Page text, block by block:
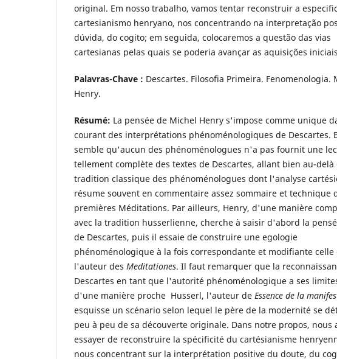
original. Em nosso trabalho, vamos tentar reconstruir a
cartesianismo henryano, nos concentrando na interpretação
dúvida, do cogito; em seguida, colocaremos a questão das vias
cartesianas pelas quais se poderia avançar as aquisições
Palavras-Chave : Descartes. Filosofia Primeira. Fenomenologia.
Henry.
Résumé: La pensée de Michel Henry s'impose comme unique
courant des interprétations phénoménologiques de Descartes.
semble qu'aucun des phénoménologues n'a pas fournit une
tellement complète des textes de Descartes, allant bien au-delà
tradition classique des phénoménologues dont l'analyse
résume souvent en commentaire assez sommaire et technique
premières Méditations. Par ailleurs, Henry, d'une manière
avec la tradition husserlienne, cherche à saisir d'abord la
de Descartes, puis il essaie de construire une egologie
phénoménologique à la fois correspondante et modifiante celle
l'auteur des Meditationes. Il faut remarquer que la
Descartes en tant que l'autorité phénoménologique a ses
d'une manière proche Husserl, l'auteur de Essence de la
esquisse un scénario selon lequel le père de la modernité se
peu à peu de sa découverte originale. Dans notre propos, nous
essayer de reconstruire la spécificité du cartésianisme
nous concentrant sur la interprétation positive du doute, du